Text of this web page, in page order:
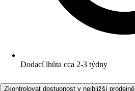
Dodací lhůta cca 2-3 týdny
Zkontrolovat dostupnost v nejbližší prodejně